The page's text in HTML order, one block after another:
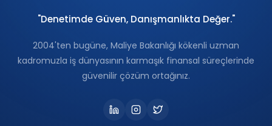
"Denetimde Güven, Danışmanlıkta Değer."
2004'ten bugüne, Maliye Bakanlığı kökenli uzman
kadromuzla iş dünyasının karmaşık finansal süreçlerinde
güvenilir çözüm ortağınız.